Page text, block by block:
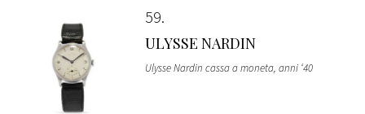
59
ULYSSE NARDIN
Ulysse Nardin cassa a moneta, anni ‘40